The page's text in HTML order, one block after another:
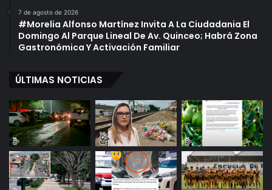
7 de agosto de 2026
#Morelia Alfonso Martínez Invita A La Ciudadania El
Domingo Al Parque Lineal De Av. Quinceo; Habrá Zona
Gastronómica Y Activación Familiar
ÚLTIMAS NOTICIAS